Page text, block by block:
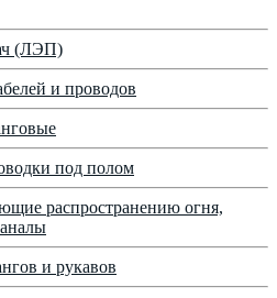
(ЛЭП)
и проводов
под полом
распространению огня,
и рукавов